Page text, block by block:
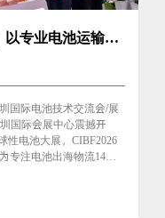
专业电池运输方
国际电池技术交流会/展
国际会展中心震撼开
性电池大展，CIBF2026
专注电池出海物流14年